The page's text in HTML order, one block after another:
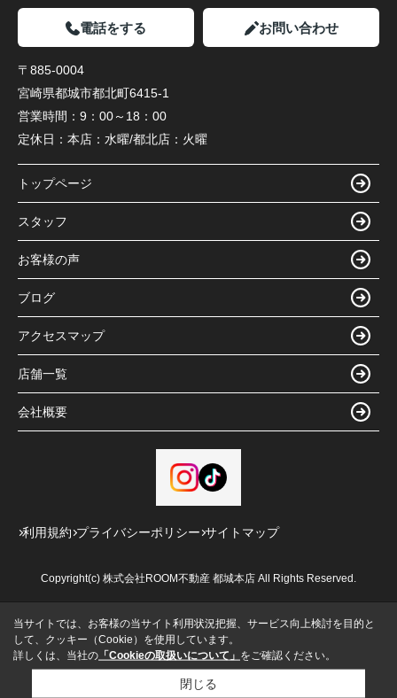
電話をする お問い合わせ
〒885-0004
宮崎県都城市都北町6415-1
営業時間： 9：00～18：00
定休日： 本店：水曜/都北店：火曜
トップページ
スタッフ
お客様の声
ブログ
アクセスマップ
店舗一覧
会社概要
利用規約 プライバシーポリシー サイトマップ
Copyright(c) 株式会社ROOM不動産 都城本店 All Rights Reserved.
当サイトでは、お客様の当サイト利用状況把握、サービス向上検討を目的と
して、クッキー（Cookie）を使用しています。
詳しくは、当社の 「Cookieの取扱いについて」 をご確認ください。
閉じる